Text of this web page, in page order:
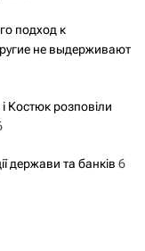
подход к
не выдерживают
Костюк розповіли
держави та банків 6